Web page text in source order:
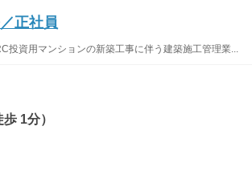
正社員
資用マンションの新築工事に伴う建築施工管理業...
1分）